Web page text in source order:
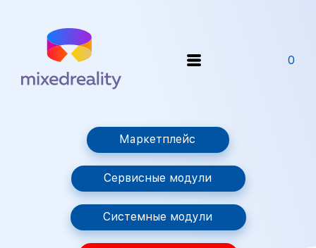
0
Маркетплейс
Сервисные модули
Системные модули